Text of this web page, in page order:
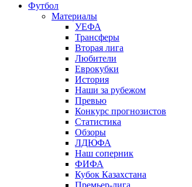
Футбол
Материалы
УЕФА
Трансферы
Вторая лига
Любители
Еврокубки
История
Наши за рубежом
Превью
Конкурс прогнозистов
Статистика
Обзоры
ЛДЮФА
Наш соперник
ФИФА
Кубок Казахстана
Премьер-лига